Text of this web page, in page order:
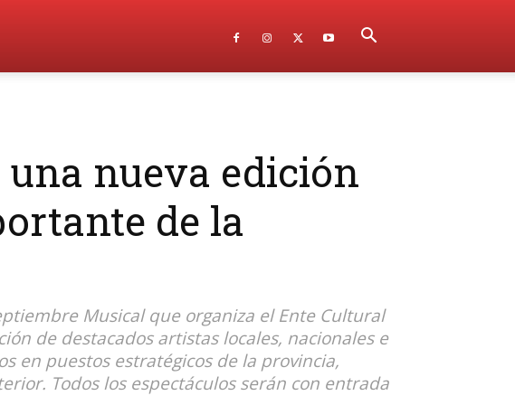
una nueva edición
de la
Musical que organiza el Ente Cultural
de destacados artistas locales, nacionales e
en puestos estratégicos de la provincia,
Todos los espectáculos serán con entrada